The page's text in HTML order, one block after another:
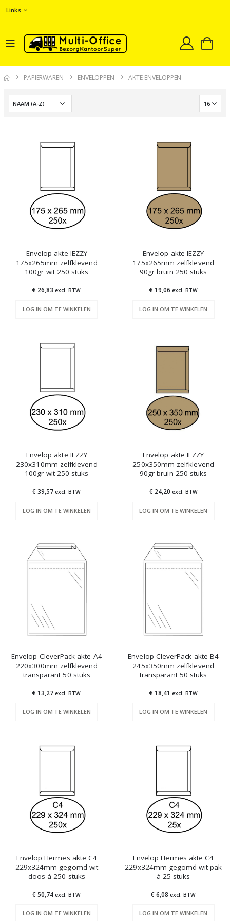
Links
PAPIERWAREN ENVELOPPEN AKTE-ENVELOPPEN
Envelop akte IEZZY
175x265mm zelfklevend
100gr wit 250 stuks
€ 26,83excl. BTW
LOG IN OM TE WINKELEN
Envelop akte IEZZY
175x265mm zelfklevend
90gr bruin 250 stuks
€ 19,06 excl. BTW
LOG IN OM TE WINKELEN
Envelop akte IEZZY
230x310mm zelfklevend
100gr wit 250 stuks
€ 39,57excl. BTW
LOG IN OM TE WINKELEN
Envelop akte IEZZY
250x350mm zelfklevend
90gr bruin 250 stuks
€ 24,20 excl. BTW
LOG IN OM TE WINKELEN
Envelop CleverPack akte A4
220x300mm zelfklevend
transparant 50 stuks
€ 13,27excl. BTW
LOG IN OM TE WINKELEN
Envelop CleverPack akte B4
245x350mm zelfklevend
transparant 50 stuks
€ 18,41 excl. BTW
LOG IN OM TE WINKELEN
Envelop Hermes akte C4
229x324mm gegomd wit
doos à 250 stuks
€ 50,74excl. BTW
LOG IN OM TE WINKELEN
Envelop Hermes akte C4
229x324mm gegomd wit pak
à 25 stuks
€ 6,08excl. BTW
LOG IN OM TE WINKELEN